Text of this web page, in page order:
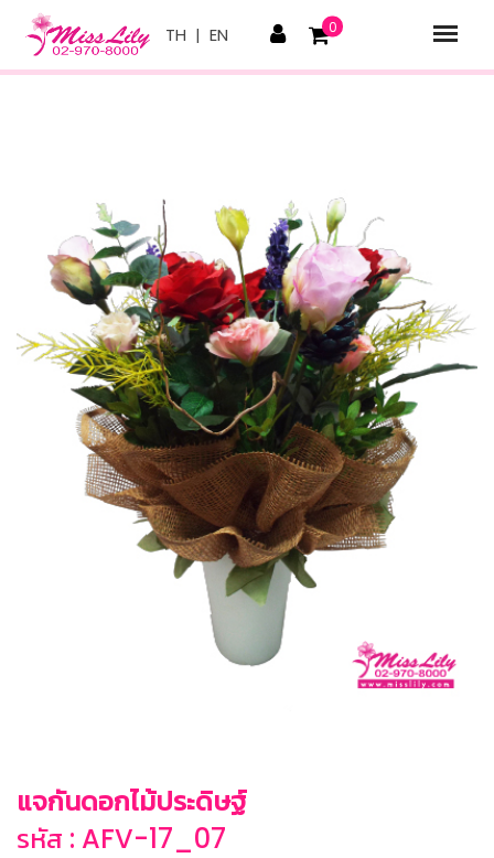
TH | EN 0
แจกันดอกไม้ประดิษฐ์
รหัส : AFV-17_07